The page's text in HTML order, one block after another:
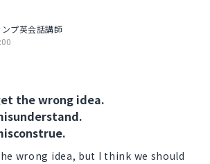
プ英会話講師
the wrong idea.
wrong idea, but I think we should